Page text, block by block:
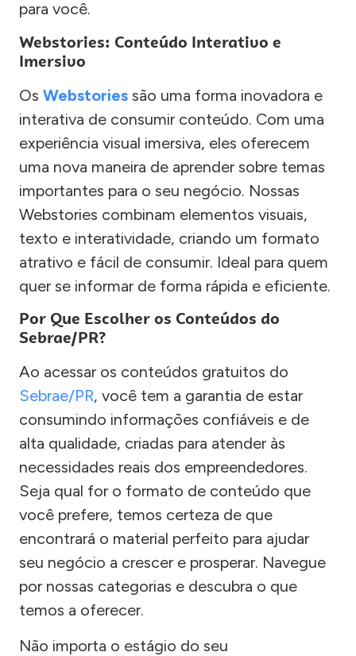
para você.
Webstories: Conteúdo Interativo e
Imersivo
Os Webstories são uma forma inovadora e
interativa de consumir conteúdo. Com uma
experiência visual imersiva, eles oferecem
uma nova maneira de aprender sobre temas
importantes para o seu negócio. Nossas
Webstories combinam elementos visuais,
texto e interatividade, criando um formato
atrativo e fácil de consumir. Ideal para quem
quer se informar de forma rápida e eficiente.
Por Que Escolher os Conteúdos do
Sebrae/PR?
Ao acessar os conteúdos gratuitos do
Sebrae/PR, você tem a garantia de estar
consumindo informações confiáveis e de
alta qualidade, criadas para atender às
necessidades reais dos empreendedores.
Seja qual for o formato de conteúdo que
você prefere, temos certeza de que
encontrará o material perfeito para ajudar
seu negócio a crescer e prosperar. Navegue
por nossas categorias e descubra o que
temos a oferecer.
Não importa o estágio do seu